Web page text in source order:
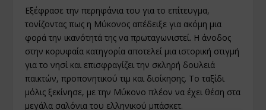
Εξέφρασε την περηφάνια του για το επίτευγμα,
τονίζοντας πως η Μύκονος απέδειξε για ακόμη μια
φορά την ικανότητά της να πρωταγωνιστεί. Η άνοδος
στην κορυφαία κατηγορία αποτελεί μια ιστορική στιγμή
για το νησί και επισφραγίζει την σκληρή δουλειά
παικτών, προπονητικού τιμ και διοίκησης. Το ταξίδι
μόλις ξεκίνησε, με την Μύκονο πλέον να έχει θέση στα
μεγάλα σαλόνια του ελληνικού μπάσκετ.